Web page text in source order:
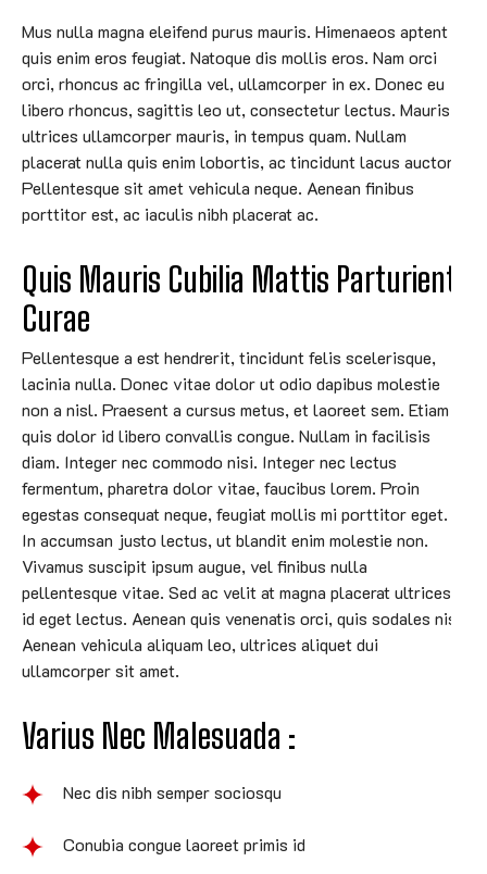
Mus nulla magna eleifend purus mauris. Himenaeos aptent
quis enim eros feugiat. Natoque dis mollis eros. Nam orci
orci, rhoncus ac fringilla vel, ullamcorper in ex. Donec eu
libero rhoncus, sagittis leo ut, consectetur lectus. Mauris
ultrices ullamcorper mauris, in tempus quam. Nullam
placerat nulla quis enim lobortis, ac tincidunt lacus auctor.
Pellentesque sit amet vehicula neque. Aenean finibus
porttitor est, ac iaculis nibh placerat ac.
Quis Mauris Cubilia Mattis Parturient
Curae
Pellentesque a est hendrerit, tincidunt felis scelerisque,
lacinia nulla. Donec vitae dolor ut odio dapibus molestie
non a nisl. Praesent a cursus metus, et laoreet sem. Etiam
quis dolor id libero convallis congue. Nullam in facilisis
diam. Integer nec commodo nisi. Integer nec lectus
fermentum, pharetra dolor vitae, faucibus lorem. Proin
egestas consequat neque, feugiat mollis mi porttitor eget.
In accumsan justo lectus, ut blandit enim molestie non.
Vivamus suscipit ipsum augue, vel finibus nulla
pellentesque vitae. Sed ac velit at magna placerat ultrices
id eget lectus. Aenean quis venenatis orci, quis sodales nisi.
Aenean vehicula aliquam leo, ultrices aliquet dui
ullamcorper sit amet.
Varius Nec Malesuada :
Nec dis nibh semper sociosqu
Conubia congue laoreet primis id